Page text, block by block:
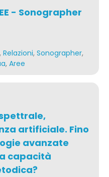
- Sonographer
, Relazioni, Sonographer,
, Aree
artificiale. Fino
avanzate
capacità